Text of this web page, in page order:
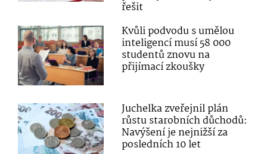
řešit
Kvůli podvodu s umělou
inteligencí musí 58 000
studentů znovu na
přijímací zkoušky
Juchelka zveřejnil plán
růstu starobních důchodů:
Navýšení je nejnižší za
posledních 10 let